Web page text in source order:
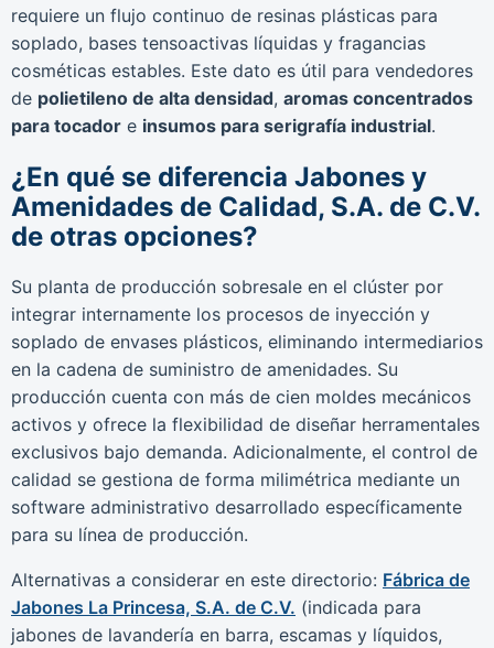
requiere un flujo continuo de resinas plásticas para
soplado, bases tensoactivas líquidas y fragancias
cosméticas estables. Este dato es útil para vendedores
de polietileno de alta densidad, aromas concentrados
para tocador e insumos para serigrafía industrial.
¿En qué se diferencia Jabones y
Amenidades de Calidad, S.A. de C.V.
de otras opciones?
Su planta de producción sobresale en el clúster por
integrar internamente los procesos de inyección y
soplado de envases plásticos, eliminando intermediarios
en la cadena de suministro de amenidades. Su
producción cuenta con más de cien moldes mecánicos
activos y ofrece la flexibilidad de diseñar herramentales
exclusivos bajo demanda. Adicionalmente, el control de
calidad se gestiona de forma milimétrica mediante un
software administrativo desarrollado específicamente
para su línea de producción.
Alternativas a considerar en este directorio: Fábrica de
Jabones La Princesa, S.A. de C.V. (indicada para
jabones de lavandería en barra, escamas y líquidos,